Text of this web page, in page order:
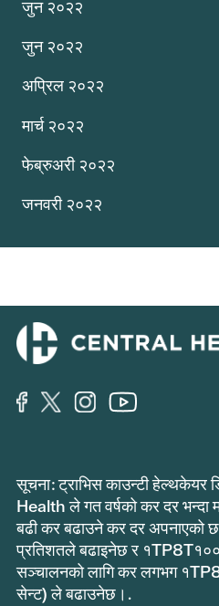
जुन २०२२
जुन २०२२
अप्रिल २०२२
मार्च २०२२
फेब्रुअरी २०२२
जनवरी २०२२
सूचना: ट्राभिस काउन्टी
Health ले गत वर्षको कर दर भन्दा
बढी कर बढाउने कर दर अपनाएको
प्रतिशतले बढाइनेछ र
सञ्चालनको लागि कर लगभग
सेन्ट) ले बढाउनेछ।.